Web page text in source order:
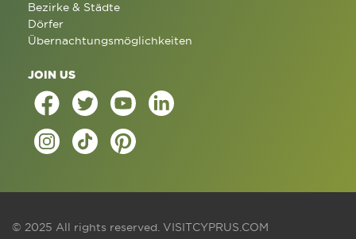
Bezirke & Städte
Dörfer
Übernachtungsmöglichkeiten
JOIN US
© 2025 All rights reserved. VISITCYPRUS.COM